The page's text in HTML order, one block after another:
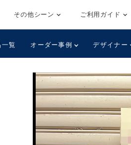
その他シーン ご利用ガイド
覧 オーダー事例 デザイナー